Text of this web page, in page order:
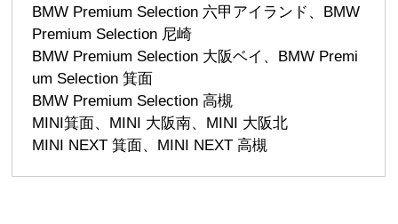
BMW Premium Selection 六甲アイランド、BMW
Premium Selection 尼崎
BMW Premium Selection 大阪ベイ、BMW Premi
um Selection 箕面
BMW Premium Selection 高槻
MINI箕面、MINI 大阪南、MINI 大阪北
MINI NEXT 箕面、MINI NEXT 高槻